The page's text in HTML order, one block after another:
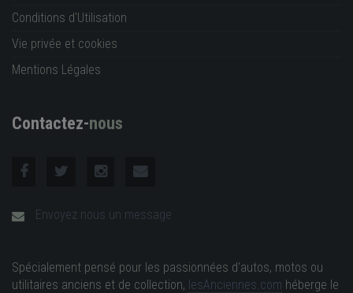
Conditions d'Utilisation
Vie privée et cookies
Mentions Légales
Contactez-nous
Envoyez nous un message
Spécialement pensé pour les passionnées d'autos, motos ou
utilitaires anciens et de collection, lesAnciennes.com héberge le